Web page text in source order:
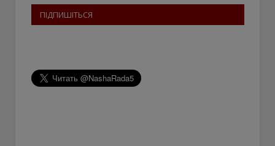
ПІДПИШІТЬСЯ